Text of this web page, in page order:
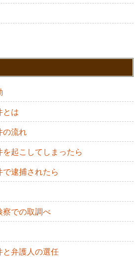
とは
の流れ
起こしてしまったら
逮捕されたら
察での取調べ
弁護人の選任